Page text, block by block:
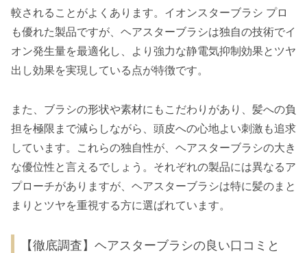
較されることがよくあります。イオンスターブラシ プロ
も優れた製品ですが、ヘアスターブラシは独自の技術でイ
オン発生量を最適化し、より強力な静電気抑制効果とツヤ
出し効果を実現している点が特徴です。
また、ブラシの形状や素材にもこだわりがあり、髪への負
担を極限まで減らしながら、頭皮への心地よい刺激も追求
しています。これらの独自性が、ヘアスターブラシの大き
な優位性と言えるでしょう。それぞれの製品には異なるア
プローチがありますが、ヘアスターブラシは特に髪のまと
まりとツヤを重視する方に選ばれています。
【徹底調査】ヘアスターブラシの良い口コミと